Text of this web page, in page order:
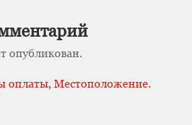
опубликован.
оплаты, Местоположение.